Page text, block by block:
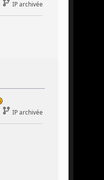
IP archivée
IP archivée